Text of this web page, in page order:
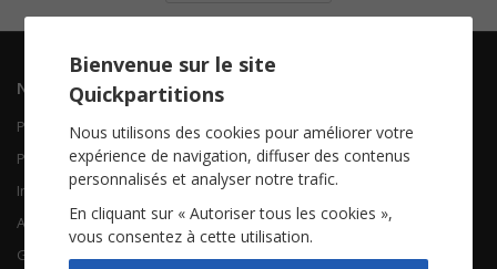
Navigation
Piano Chant
Piano Solo
Instruments solistes
Accordéon
Guitare
Contactez-nous
Qui sommes-nous
FAQ
À propos
Bienvenue sur le site
Quickpartitions
Nous utilisons des cookies pour améliorer votre
expérience de navigation, diffuser des contenus
personnalisés et analyser notre trafic.
En cliquant sur « Autoriser tous les cookies »,
vous consentez à cette utilisation.